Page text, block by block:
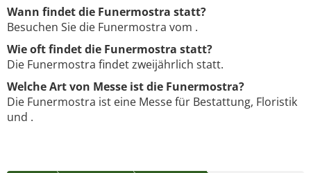
Wann findet die Funermostra statt?
Besuchen Sie die Funermostra vom .
Wie oft findet die Funermostra statt?
Die Funermostra findet zweijährlich statt.
Welche Art von Messe ist die Funermostra?
Die Funermostra ist eine Messe für Bestattung, Floristik
und .